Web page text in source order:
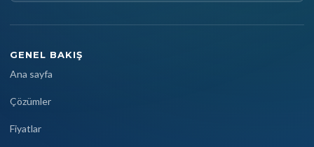
GENEL BAKIŞ
Ana sayfa
Çözümler
Fiyatlar